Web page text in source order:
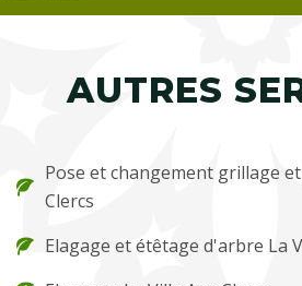
AUTRES
Pose et changement grillage
Clercs
Elagage et étêtage d'arbre La